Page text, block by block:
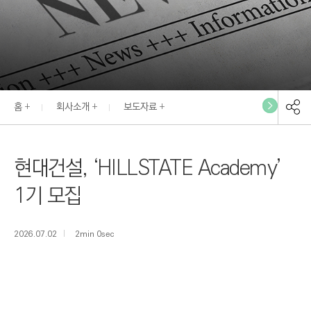
D
A
I
:
E
N
N
홈 회사소개 보도자료
현대건설, ‘HILLSTATE Academy’
1기 모집
2026.07.02 2min 0sec